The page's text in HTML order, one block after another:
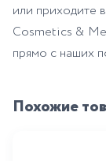
или приходите
Cosmetics &
прямо с наших
Похожие